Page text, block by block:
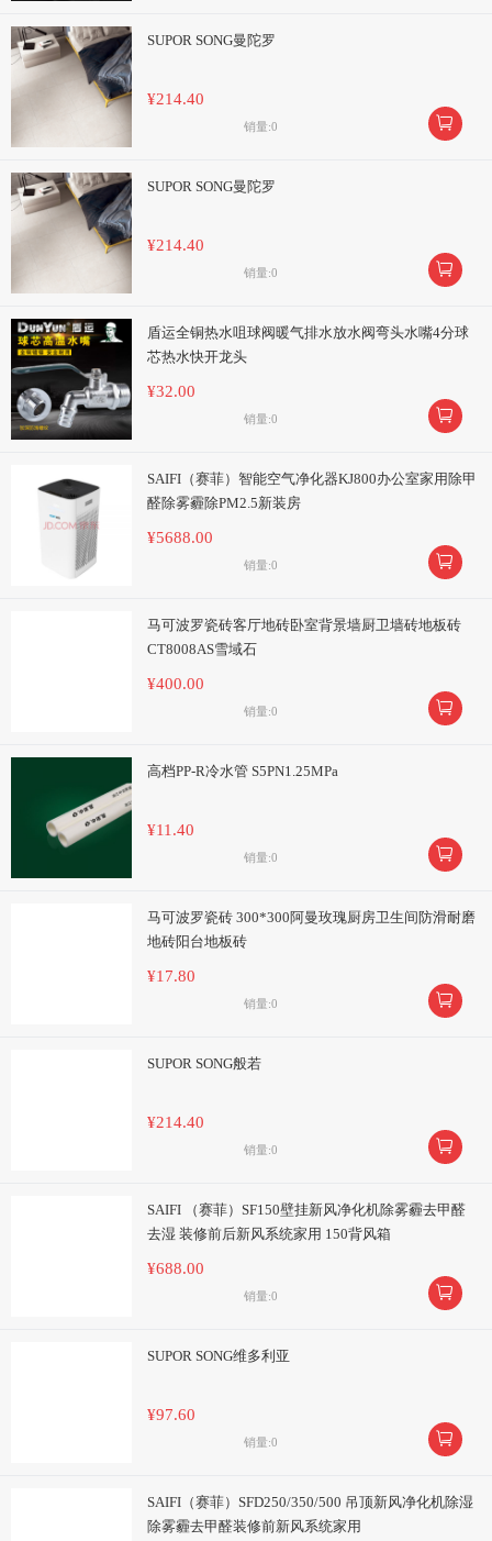
SUPOR SONG曼陀罗
¥214.40
销量:0 
SUPOR SONG曼陀罗
¥214.40
销量:0 
盾运全铜热水咀球阀暖气排水放水阀弯头水嘴4分球
芯热水快开龙头
¥32.00
销量:0 
SAIFI（赛菲）智能空气净化器KJ800办公室家用除甲
醛除雾霾除PM2.5新装房
¥5688.00
销量:0 
马可波罗瓷砖客厅地砖卧室背景墙厨卫墙砖地板砖
CT8008AS雪域石
¥400.00
销量:0 
高档PP-R冷水管 S5PN1.25MPa
¥11.40
销量:0 
马可波罗瓷砖 300*300阿曼玫瑰厨房卫生间防滑耐磨
地砖阳台地板砖
¥17.80
销量:0 
SUPOR SONG般若
¥214.40
销量:0 
SAIFI （赛菲）SF150壁挂新风净化机除雾霾去甲醛
去湿 装修前后新风系统家用 150背风箱
¥688.00
销量:0 
SUPOR SONG维多利亚
¥97.60
销量:0 
SAIFI（赛菲）SFD250/350/500 吊顶新风净化机除湿
除雾霾去甲醛装修前新风系统家用